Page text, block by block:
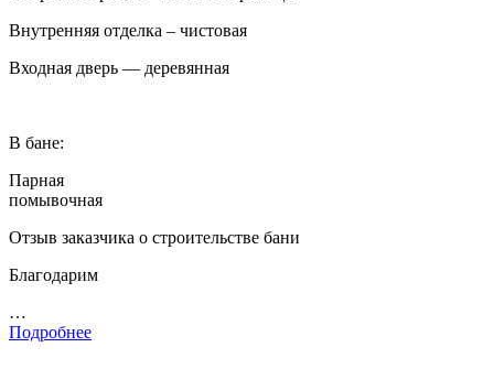
Внутренняя отделка – чистовая
Входная дверь — деревянная
В бане:
Парная
помывочная
Отзыв заказчика о строительстве бани
Благодарим
…
Подробнее